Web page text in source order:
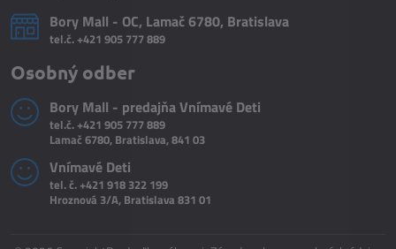
Bory Mall - OC, Lamač 6780, Bratislava
tel.č.+421 905 777 889
Osobný odber
Bory Mall - predajňa Vnímavé Deti
tel.č.+421 905 777 889
Lamač 6780, Bratislava, 841 03
Vnímavé Deti
tel. č.+421 918 322 199
Hroznová 3/A, Bratislava 831 01